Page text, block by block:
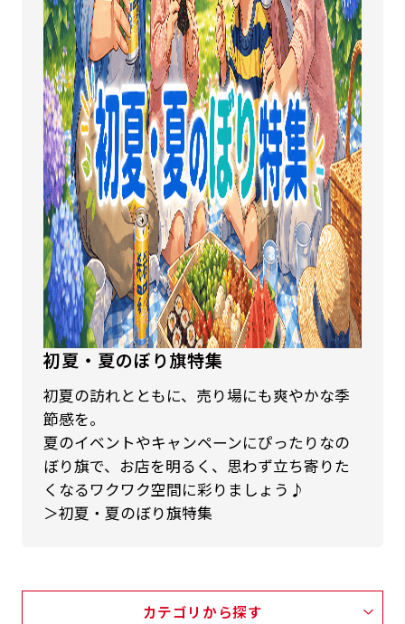
初夏・夏のぼり旗特集
初夏の訪れとともに、売り場にも爽やかな季
節感を。
夏のイベントやキャンペーンにぴったりなの
ぼり旗で、お店を明るく、思わず立ち寄りた
くなるワクワク空間に彩りましょう♪
＞初夏・夏のぼり旗特集
カテゴリから探す